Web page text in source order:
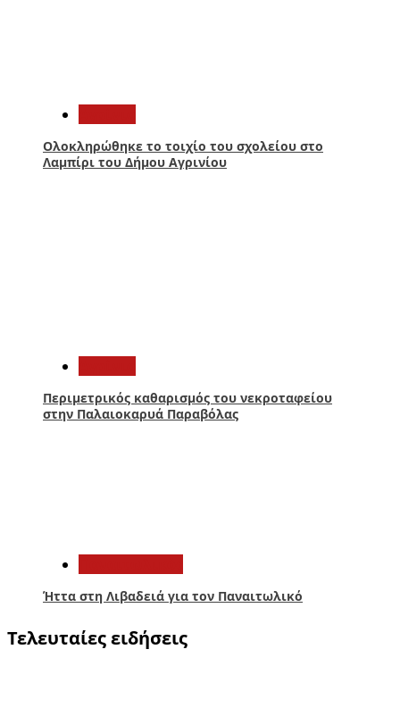
Ολοκληρώθηκε το τοιχίο του σχολείου στο
Λαμπίρι του Δήμου Αγρινίου
Περιμετρικός καθαρισμός του νεκροταφείου
στην Παλαιοκαρυά Παραβόλας
Ήττα στη Λιβαδειά για τον Παναιτωλικό
Τελευταίες ειδήσεις